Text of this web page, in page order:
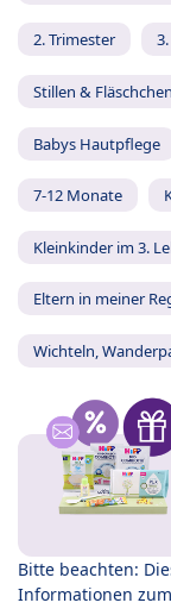
2. Trimester
Stillen & Fläschchen
Babys Hautpflege
7-12 Monate
Kleinkinder im 3.
Eltern in meiner
Wichteln,
Bitte beachten:
Informationen